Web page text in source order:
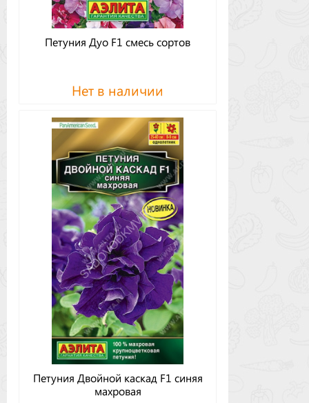
Петуния Дуо F1 смесь сортов
Нет в наличии
Петуния Двойной каскад F1 синяя
махровая